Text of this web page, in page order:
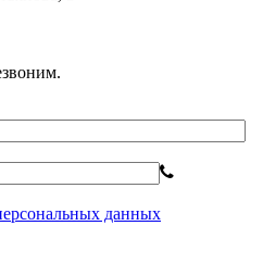
данных